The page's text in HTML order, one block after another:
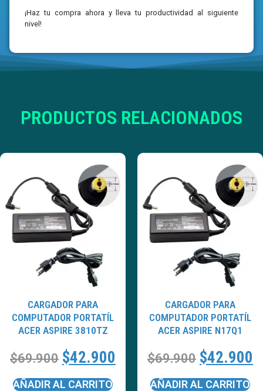
¡Haz tu compra ahora y lleva tu productividad al siguiente
nivel!
PRODUCTOS RELACIONADOS
CARGADOR PARA
COMPUTADOR PORTATÍL
ACER ASPIRE 3810TZ
$69.900 $42.900
AÑADIR AL CARRITO
CARGADOR PARA
COMPUTADOR PORTATÍL
ACER ASPIRE N17Q1
$69.900 $42.900
AÑADIR AL CARRITO